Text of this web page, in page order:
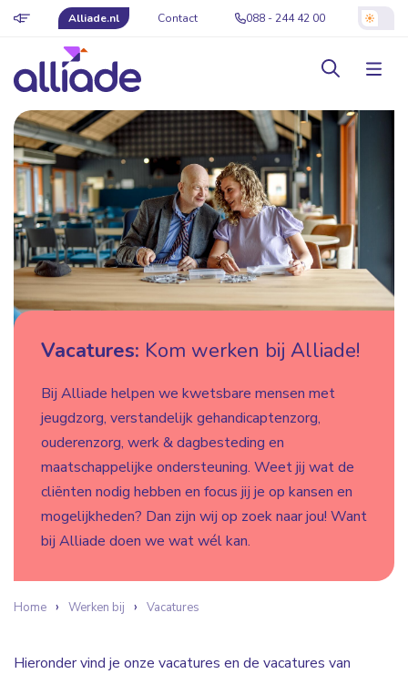
Alliade.nl Contact 088 - 244 42 00
Vacatures: Kom werken bij Alliade!
Bij Alliade helpen we kwetsbare mensen met
jeugdzorg, verstandelijk gehandicaptenzorg,
ouderenzorg, werk & dagbesteding en
maatschappelijke ondersteuning. Weet jij wat de
cliënten nodig hebben en focus jij je op kansen en
mogelijkheden? Dan zijn wij op zoek naar jou! Want
bij Alliade doen we wat wél kan.
Home Werken bij Vacatures
Hieronder vind je onze vacatures en de vacatures van